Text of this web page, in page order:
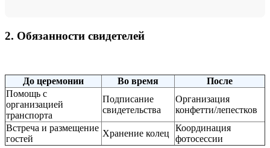
2. Обязанности свидетелей
До церемонии Во время
После
Помощь с
организацией
транспорта
Подписание
свидетельства
Организация
конфетти/лепестков
Встреча и размещение
гостей
Хранение колец
Координация
фотосессии